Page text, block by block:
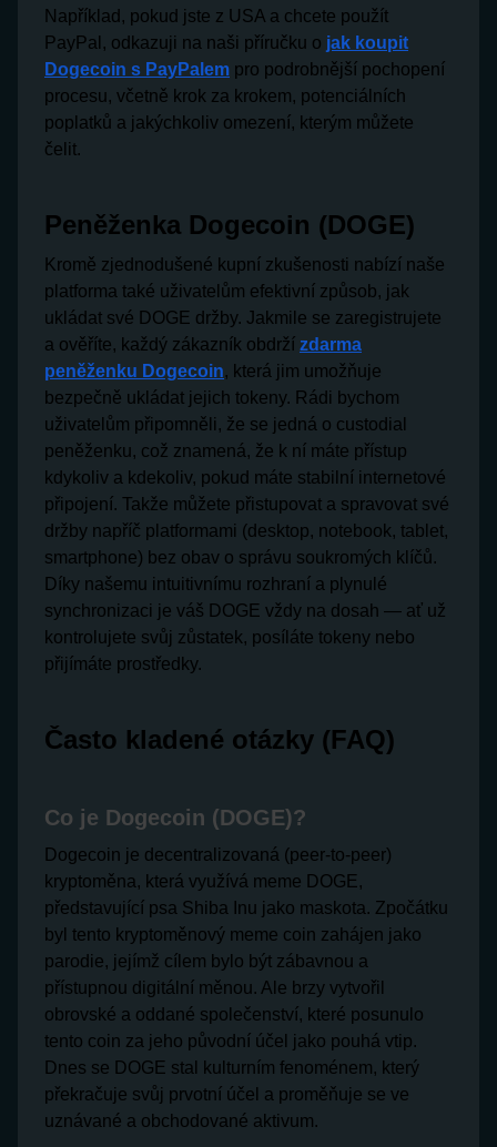
Například, pokud jste z USA a chcete použít
PayPal, odkazuji na naši příručku o jak koupit
Dogecoin s PayPalem pro podrobnější pochopení
procesu, včetně krok za krokem, potenciálních
poplatků a jakýchkoliv omezení, kterým můžete
čelit.
Peněženka Dogecoin (DOGE)
Kromě zjednodušené kupní zkušenosti nabízí naše
platforma také uživatelům efektivní způsob, jak
ukládat své DOGE držby. Jakmile se zaregistrujete
a ověříte, každý zákazník obdrží zdarma
peněženku Dogecoin, která jim umožňuje
bezpečně ukládat jejich tokeny. Rádi bychom
uživatelům připomněli, že se jedná o custodial
peněženku, což znamená, že k ní máte přístup
kdykoliv a kdekoliv, pokud máte stabilní internetové
připojení. Takže můžete přistupovat a spravovat své
držby napříč platformami (desktop, notebook, tablet,
smartphone) bez obav o správu soukromých klíčů.
Díky našemu intuitivnímu rozhraní a plynulé
synchronizaci je váš DOGE vždy na dosah — ať už
kontrolujete svůj zůstatek, posíláte tokeny nebo
přijímáte prostředky.
Často kladené otázky (FAQ)
Co je Dogecoin (DOGE)?
Dogecoin je decentralizovaná (peer-to-peer)
kryptoměna, která využívá meme DOGE,
představující psa Shiba Inu jako maskota. Zpočátku
byl tento kryptoměnový meme coin zahájen jako
parodie, jejímž cílem bylo být zábavnou a
přístupnou digitální měnou. Ale brzy vytvořil
obrovské a oddané společenství, které posunulo
tento coin za jeho původní účel jako pouhá vtip.
Dnes se DOGE stal kulturním fenoménem, který
překračuje svůj prvotní účel a proměňuje se ve
uznávané a obchodované aktivum.